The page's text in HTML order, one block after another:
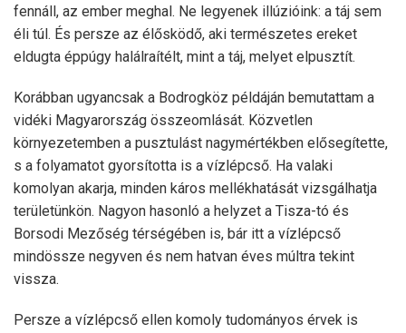
fennáll, az ember meghal. Ne legyenek illúzióink: a táj sem
éli túl. És persze az élősködő, aki természetes ereket
eldugta éppúgy halálraítélt, mint a táj, melyet elpusztít.
Korábban ugyancsak a Bodrogköz példáján bemutattam a
vidéki Magyarország összeomlását. Közvetlen
környezetemben a pusztulást nagymértékben elősegítette,
s a folyamatot gyorsította is a vízlépcső. Ha valaki
komolyan akarja, minden káros mellékhatását vizsgálhatja
területünkön. Nagyon hasonló a helyzet a Tisza-tó és
Borsodi Mezőség térségében is, bár itt a vízlépcső
mindössze negyven és nem hatvan éves múltra tekint
vissza.
Persze a vízlépcső ellen komoly tudományos érvek is